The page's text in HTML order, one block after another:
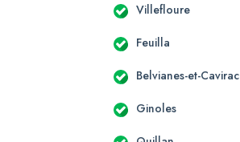
Villefloure
Feuilla
Belvianes-et-Cavirac
Ginoles